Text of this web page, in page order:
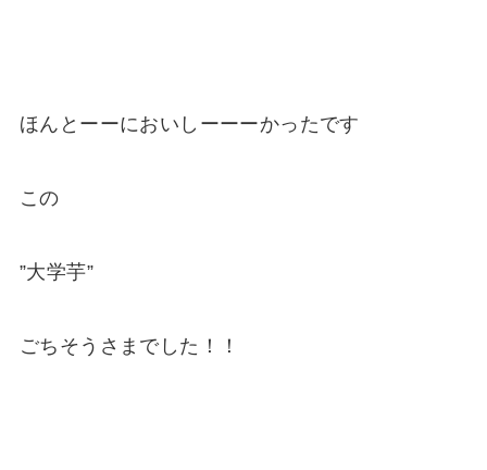
ほんとーーにおいしーーーかったです
この
”大学芋”
ごちそうさまでした！！